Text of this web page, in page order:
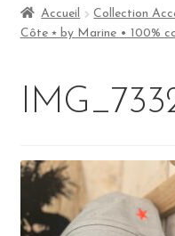
A propos
Contact
Accueil Collection
Côte ⭑ by Marine • 100%